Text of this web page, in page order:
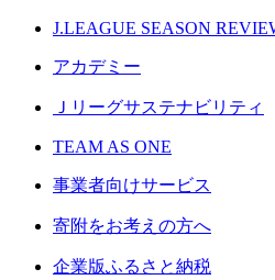
J.LEAGUE SEASON
アカデミー
Ｊリーグサステナビリティ
TEAM AS ONE
事業者向けサービス
寄附をお考えの方へ
企業版ふるさと納税